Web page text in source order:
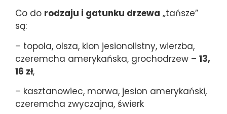
Co do rodzaju i gatunku drzewa „tańsze”
są:
– topola, olsza, klon jesionolistny, wierzba,
czeremcha amerykańska, grochodrzew – 13,
16 zł,
– kasztanowiec, morwa, jesion amerykański,
czeremcha zwyczajna, świerk